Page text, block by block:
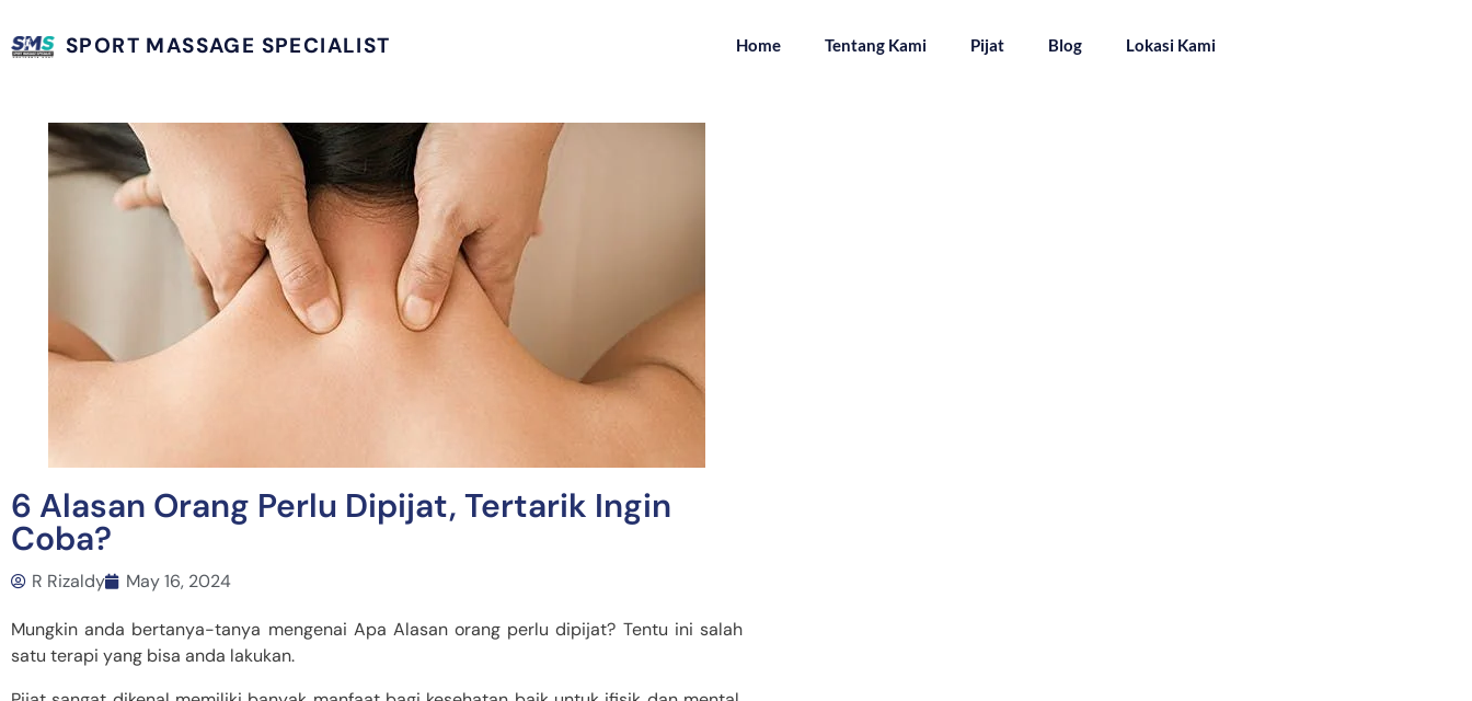
SPORT MASSAGE SPECIALIST Home Tentang Kami Pijat Blog Lokasi Kami
6 Alasan Orang Perlu Dipijat, Tertarik Ingin
Coba?
R Rizaldy May 16, 2024
Mungkin anda bertanya-tanya mengenai Apa Alasan orang perlu dipijat? Tentu ini salah
satu terapi yang bisa anda lakukan.